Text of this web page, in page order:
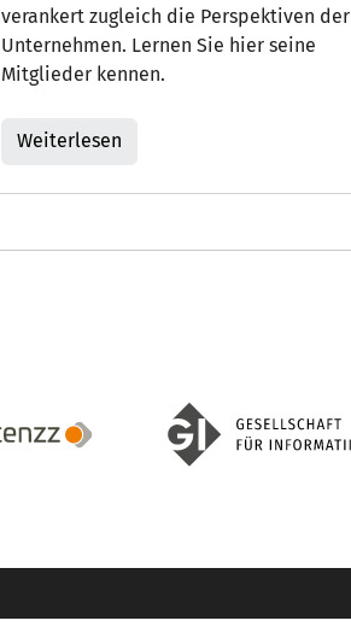
verankert zugleich die Perspektiven der
Unternehmen. Lernen Sie hier seine
Mitglieder kennen.
Weiterlesen